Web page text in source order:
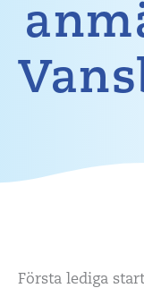
Första lediga